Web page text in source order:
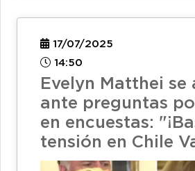
17/07/2025
14:50
Evelyn Matthei se
ante preguntas
en encuestas:
tensión en Chile